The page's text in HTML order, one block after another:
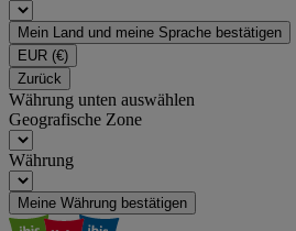
Mein Land und meine Sprache bestätigen
EUR (€)
Zurück
Währung unten auswählen
Geografische Zone
Währung
Meine Währung bestätigen